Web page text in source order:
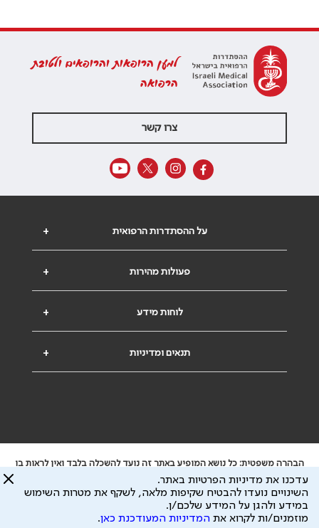
למען הרופאות והרופאים ולטובת
הרפואה
צרו קשר
+ על ההסתדרות הרפואית
+ פעולות מהירות
+ לוחות מידע
+ תנאים ומדיניות
הבהרה משפטית: כל נושא המופיע באתר זה נועד להשכלה בלבד ואין לראות בו
ייעוץ רפואי או משפטי. אין הר"י אחראית לתוכן המתפרסם באתר זה ולכל נזק
שעלול להיגרם.
ידוע לי שהר"י אוספת ושומרת מידע אישי לצורך מתן השרות וכי חלק ממנו עשוי
להיות מועבר לצדדים שלישיים, הכל בכפוף למדיניות הפרטיות
עדכנו את מדיניות הפרטיות באתר.
השינויים נועדו להבטיח שקיפות מלאה, לשקף את מטרות השימוש
במידע ולהגן על המידע שלכם/ן.
מוזמנים/ות לקרוא את המדיניות המעודכנת כאן.